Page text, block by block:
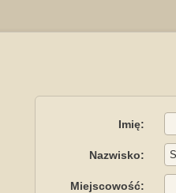
Imię:
Nazwisko:
Miejscowość: